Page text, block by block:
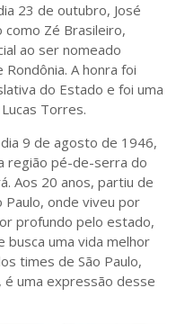
23 de outubro, José
como Zé Brasileiro,
ao ser nomeado
A honra foi
do Estado e foi uma
Torres.
9 de agosto de 1946,
região pé-de-serra do
Aos 20 anos, partiu de
Paulo, onde viveu por
profundo pelo estado,
uma vida melhor
times de São Paulo,
é uma expressão desse